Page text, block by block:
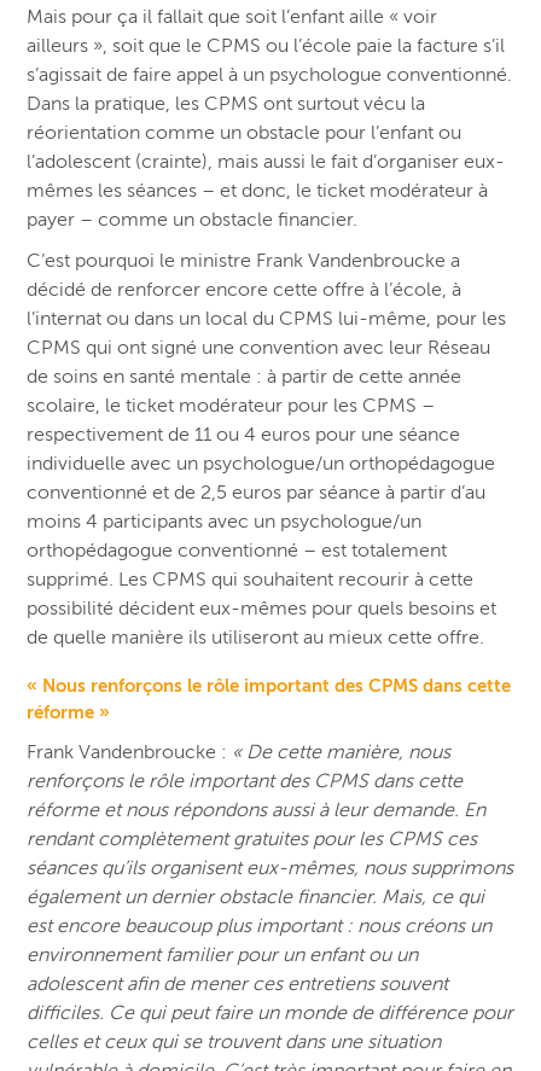
Mais pour ça il fallait que soit l’enfant aille « voir
ailleurs », soit que le CPMS ou l’école paie la facture s’il
s’agissait de faire appel à un psychologue conventionné.
Dans la pratique, les CPMS ont surtout vécu la
réorientation comme un obstacle pour l’enfant ou
l’adolescent (crainte), mais aussi le fait d’organiser eux-
mêmes les séances – et donc, le ticket modérateur à
payer – comme un obstacle financier.
C’est pourquoi le ministre Frank Vandenbroucke a
décidé de renforcer encore cette offre à l’école, à
l’internat ou dans un local du CPMS lui-même, pour les
CPMS qui ont signé une convention avec leur Réseau
de soins en santé mentale : à partir de cette année
scolaire, le ticket modérateur pour les CPMS –
respectivement de 11 ou 4 euros pour une séance
individuelle avec un psychologue/un orthopédagogue
conventionné et de 2,5 euros par séance à partir d’au
moins 4 participants avec un psychologue/un
orthopédagogue conventionné – est totalement
supprimé. Les CPMS qui souhaitent recourir à cette
possibilité décident eux-mêmes pour quels besoins et
de quelle manière ils utiliseront au mieux cette offre.
« Nous renforçons le rôle important des CPMS dans cette
réforme »
Frank Vandenbroucke : « De cette manière, nous
renforçons le rôle important des CPMS dans cette
réforme et nous répondons aussi à leur demande. En
rendant complètement gratuites pour les CPMS ces
séances qu’ils organisent eux-mêmes, nous supprimons
également un dernier obstacle financier. Mais, ce qui
est encore beaucoup plus important : nous créons un
environnement familier pour un enfant ou un
adolescent afin de mener ces entretiens souvent
difficiles. Ce qui peut faire un monde de différence pour
celles et ceux qui se trouvent dans une situation